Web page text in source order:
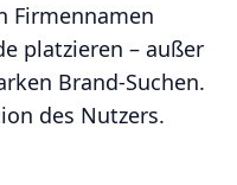
Firmennamen
platzieren – außer
Brand-Suchen.
des Nutzers.